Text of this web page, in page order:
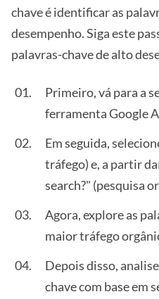
chave é identificar as
desempenho. Siga este
palavras-chave de alto
Primeiro, vá para a
ferramenta Google
Em seguida,
tráfego) e, a partir
search?" (pesquisa
Agora, explore as
maior tráfego
Depois disso,
chave com base em